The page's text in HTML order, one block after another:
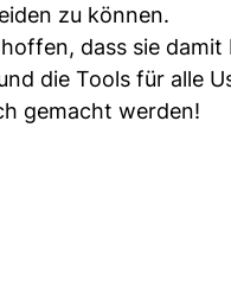
zu können.
dass sie damit
die Tools für alle
gemacht werden!